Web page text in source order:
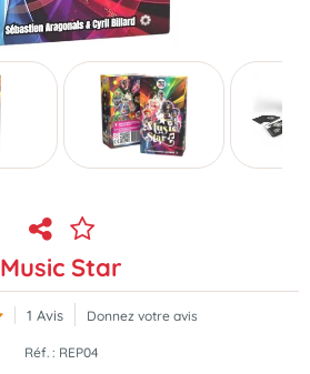
Music Star
1 Avis Donnez votre avis
Réf. : REP04